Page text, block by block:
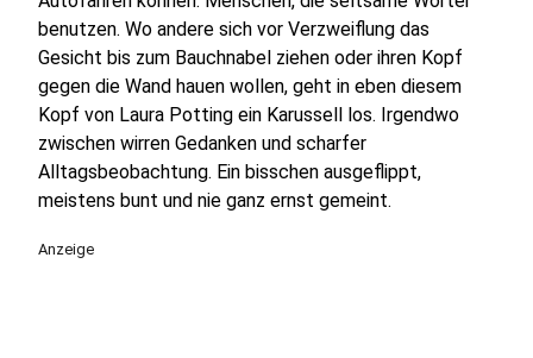
benutzen. Wo andere sich vor Verzweiflung das
Gesicht bis zum Bauchnabel ziehen oder ihren Kopf
gegen die Wand hauen wollen, geht in eben diesem
Kopf von Laura Potting ein Karussell los. Irgendwo
zwischen wirren Gedanken und scharfer
Alltagsbeobachtung. Ein bisschen ausgeflippt,
meistens bunt und nie ganz ernst gemeint.
Anzeige